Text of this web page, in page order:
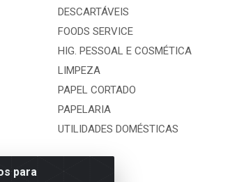
para
DESCARTÁVEIS
FOODS SERVICE
HIG. PESSOAL E COSMÉTICA
LIMPEZA
PAPEL CORTADO
PAPELARIA
UTILIDADES DOMÉSTICAS